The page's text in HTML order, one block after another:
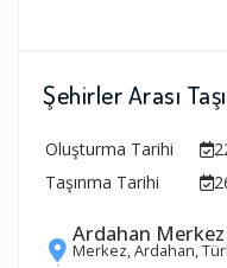
Şehirler Arası
Oluşturma Tarihi
Taşınma Tarihi
Ardahan Merkez
Merkez, Ardahan,